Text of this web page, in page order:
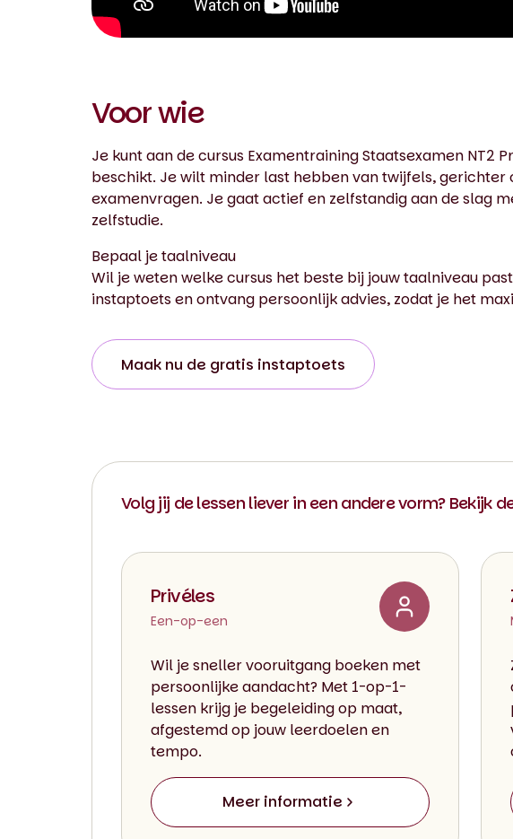
0:00 / 2:04
Voor wie
Je kunt aan de cursus Examentraining Staatsexamen NT2
beschikt. Je wilt minder last hebben van twijfels,
examenvragen. Je gaat actief en zelfstandig aan de slag
zelfstudie.
Bepaal je taalniveau
Wil je weten welke cursus het beste bij jouw taalniveau
instaptoets en ontvang persoonlijk advies, zodat je het
Maak nu de gratis instaptoets
Volg jij de lessen liever in een andere vorm? Bekijk
Privéles
Een-op-een
Wil je sneller vooruitgang boeken met
persoonlijke aandacht? Met 1-op-1-
lessen krijg je begeleiding op maat,
afgestemd op jouw leerdoelen en
tempo.
Meer informatie